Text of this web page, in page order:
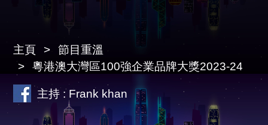
主頁
節目重溫
粵港澳大灣區100強企業品牌大獎2023-24
主持 : Frank khan